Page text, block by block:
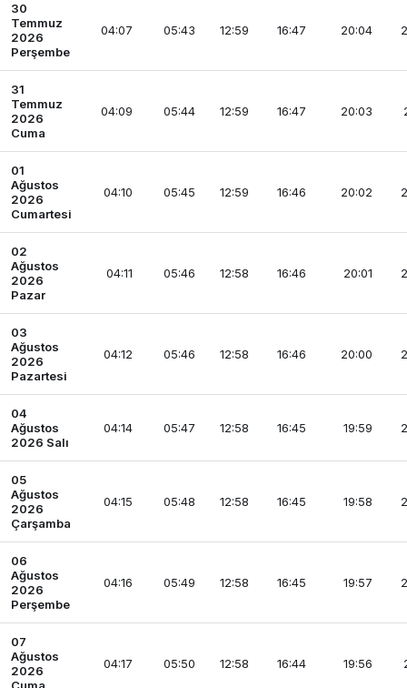
30
Temmuz
2026
Perşembe
04:07 05:43 12:59 16:47 20:04
31
Temmuz
2026
Cuma
04:09 05:44 12:59 16:47 20:03
01
Ağustos
2026
Cumartesi
04:10 05:45 12:59 16:46 20:02
02
Ağustos
2026
Pazar
04:11 05:46 12:58 16:46 20:01
03
Ağustos
2026
Pazartesi
04:12 05:46 12:58 16:46 20:00
04
Ağustos
2026 Salı
04:14 05:47 12:58 16:45 19:59
05
Ağustos
2026
Çarşamba
04:15 05:48 12:58 16:45 19:58
06
Ağustos
2026
Perşembe
04:16 05:49 12:58 16:45 19:57
07
Ağustos
2026
04:17 05:50 12:58 16:44 19:56